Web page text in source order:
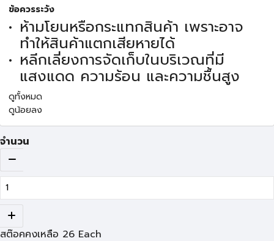
ข้อควรระวัง
ห้ามโยนหรือกระแทกสินค้า เพราะอาจ
ทำให้สินค้าแตกเสียหายได้
หลีกเลี่ยงการจัดเก็บในบริเวณที่มี
แสงแดด ความร้อน และความชื้นสูง
ดูทั้งหมด
ดูน้อยลง
จำนวน
สต๊อคคงเหลือ 26 Each